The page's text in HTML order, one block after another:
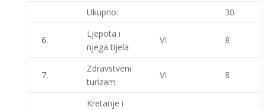
Ukupno: 30
6.
Ljepota i
njega tijela
VI 8
7.
Zdravstveni
turizam
VI 8
Kretanje i